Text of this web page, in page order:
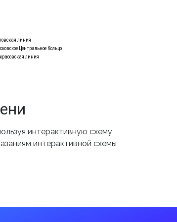
линия
Центральное Кольцо
линия
интерактивную схему
интерактивной схемы